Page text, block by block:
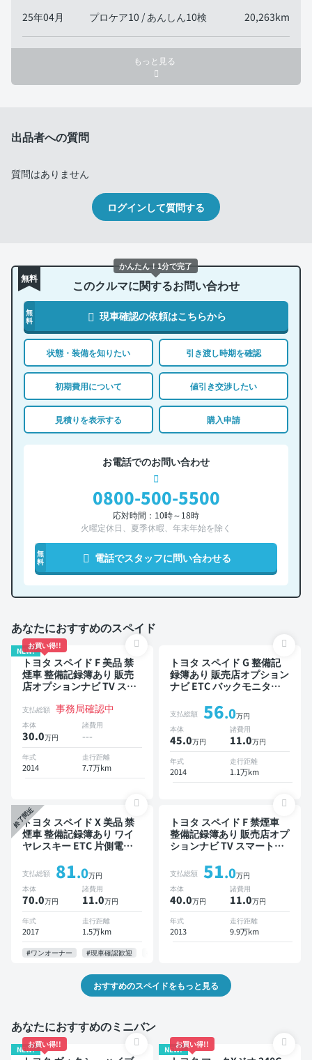
25年04月 プロケア10 / あんしん10検 20,263km
もっと見る
出品者への質問
質問はありません
ログインして質問する
無料 このクルマに関するお問い合わせ
無
料
現車確認の依頼はこちらから
状態・装備を知りたい 引き渡し時期を確認
初期費用について 値引き交渉したい
見積りを表示する 購入申請
お電話でのお問い合わせ
0800-500-5500
応対時間：10時～18時
火曜定休日、夏季休暇、年末年始を除く
無
料
電話でスタッフに問い合わせる
あなたにおすすめのスペイド
NEW!
お買い得!!
トヨタ スペイド F 美品 禁
煙車 整備記録簿あり 販売
店オプションナビ TV スマ
ライドドア
支払総額 事務局確認中
本体
30.0万円
諸費用
---
年式
2014
走行距離
7.7万km
トヨタ スペイド G 整備記
録簿あり 販売店オプション
ナビ ETC バックモニター
支払総額 56.0万円
本体
45.0万円
諸費用
11.0万円
年式
2014
走行距離
1.1万km
終了間近
トヨタ スペイド X 美品 禁
煙車 整備記録簿あり ワイ
ヤレスキー ETC 片側電動
支払総額 81.0万円
本体
70.0万円
諸費用
11.0万円
年式
2017
走行距離
1.5万km
#ワンオーナー #現車確認歓迎
トヨタ スペイド F 禁煙車
整備記録簿あり 販売店オプ
ションナビ TV スマートキ
支払総額 51.0万円
本体
40.0万円
諸費用
11.0万円
年式
2013
走行距離
9.9万km
おすすめのスペイドをもっと見る
あなたにおすすめのミニバン
NEW!
お買い得!!
NEW!
お買い得!!
かんたん！1分で完了